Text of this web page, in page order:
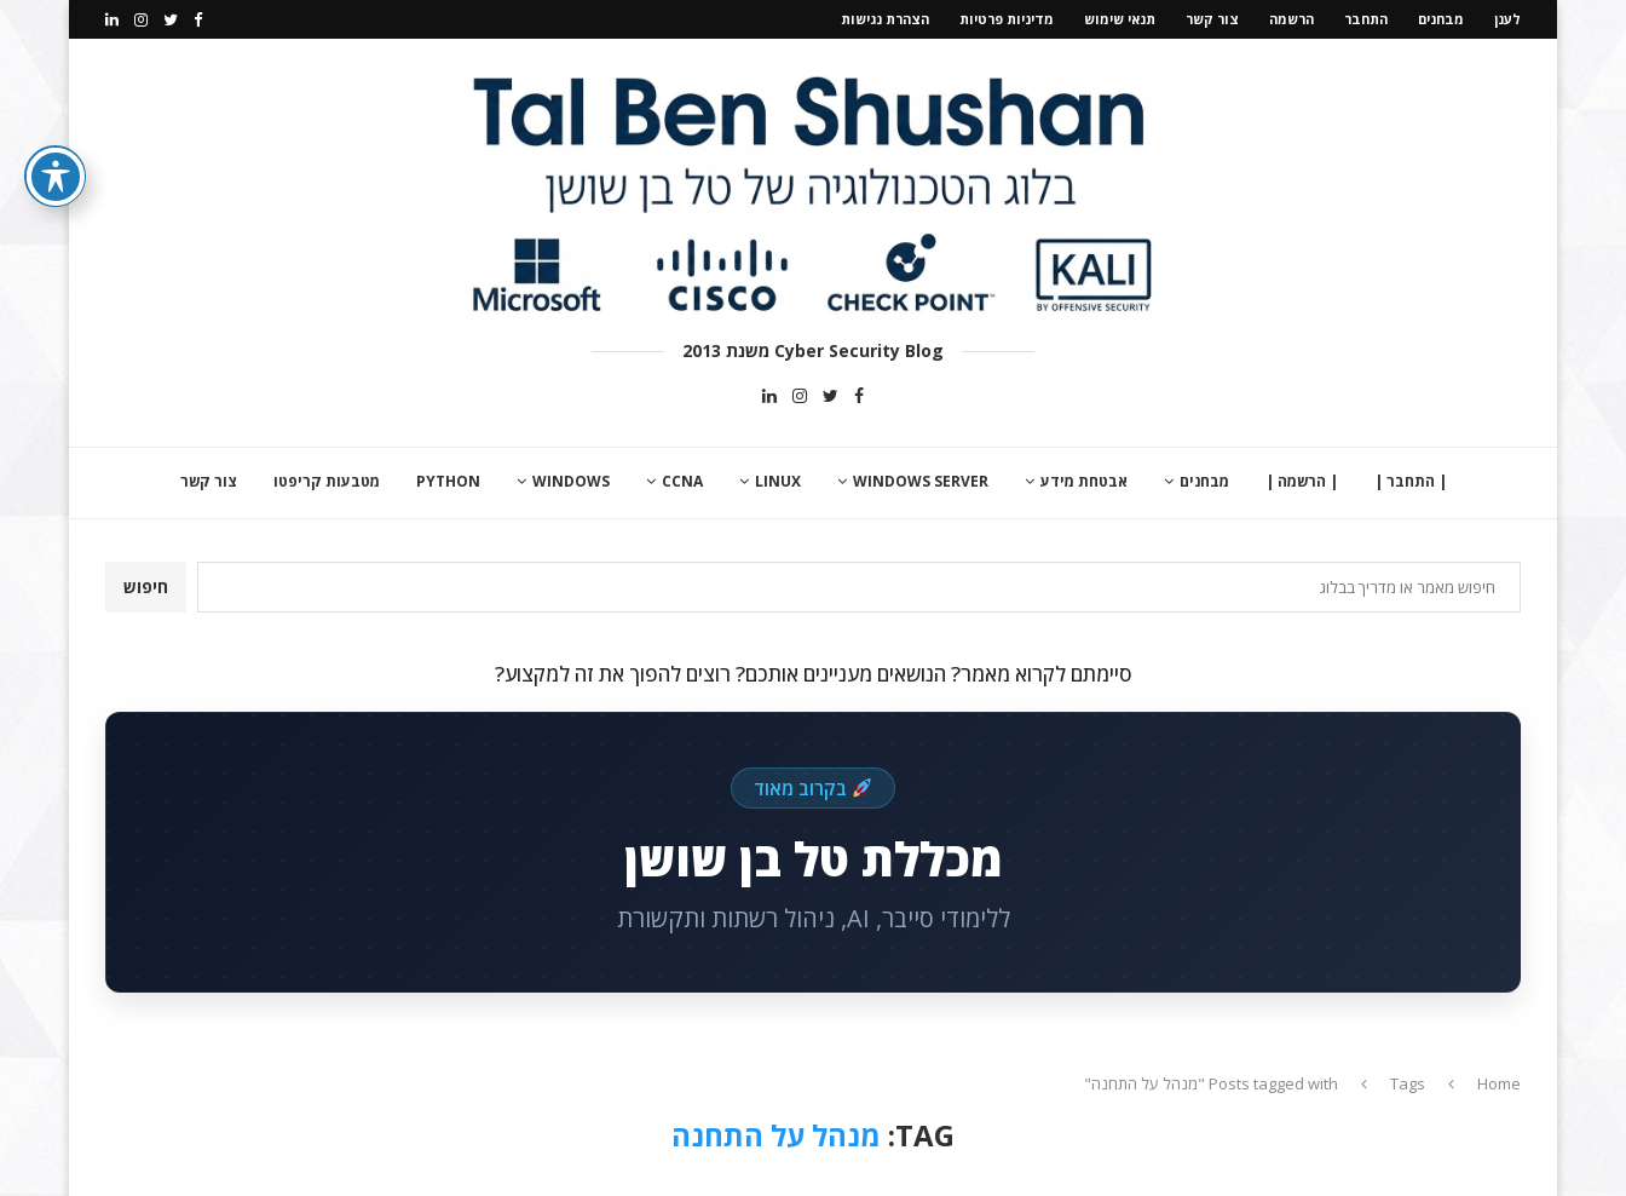
לענן מבחנים התחבר הרשמה צור קשר תנאי שימוש מדיניות פרטיות הצהרת נגישות
Cyber Security Blog משנת 2013
| התחבר | | הרשמה | מבחנים אבטחת מידע WINDOWS SERVER
LINUX
CCNA
WINDOWS
PYTHON מטבעות קריפטו צור קשר
חיפוש
סיימתם לקרוא מאמר? הנושאים מעניינים אותכם? רוצים להפוך את זה למקצוע?
בקרוב מאוד
מכללת טל בן שושן
ללימודי סייבר, AI, ניהול רשתות ותקשורת
Home
Tags Posts tagged with "מנהל על התחנה"
TAG: מנהל על התחנה